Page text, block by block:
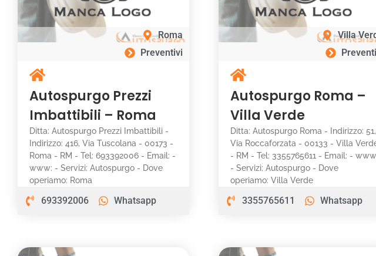
Roma
Preventivi
Autospurgo Prezzi
Imbattibili – Roma
Ditta: Autospurgo Prezzi Imbattibili -
Indirizzo: 416, Via Tuscolana - 00173 -
Roma - RM - Tel: 693392006 - Email: -
www: - Servizi: Autospurgo - Dove
operiamo: Roma
693392006 Whatsapp
Villa
Autospurgo Roma –
Villa Verde
Ditta: Autospurgo Roma - Indirizzo: 51,
Via Roccaforzata - 00133 - Villa
- RM - Tel: 3355765611 - Email: -
- Servizi: Autospurgo - Dove
operiamo: Villa Verde
3355765611 Whatsapp